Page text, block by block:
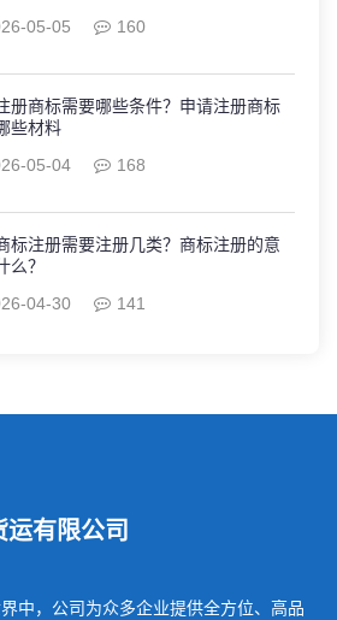
05-05
160
册商标需要哪些条件？申请注册商标
些材料
05-04
168
标注册需要注册几类？商标注册的意
么？
04-30
141
有限公司
中，公司为众多企业提供全方位、高品